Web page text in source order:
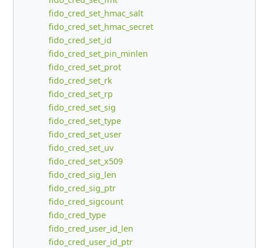
fido_cred_set_hmac_salt
fido_cred_set_hmac_secret
fido_cred_set_id
fido_cred_set_pin_minlen
fido_cred_set_prot
fido_cred_set_rk
fido_cred_set_rp
fido_cred_set_sig
fido_cred_set_type
fido_cred_set_user
fido_cred_set_uv
fido_cred_set_x509
fido_cred_sig_len
fido_cred_sig_ptr
fido_cred_sigcount
fido_cred_type
fido_cred_user_id_len
fido_cred_user_id_ptr